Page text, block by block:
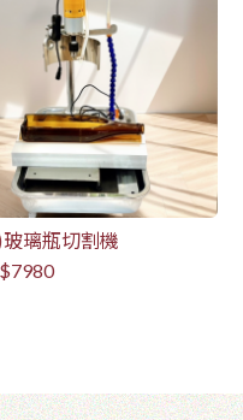
璃瓶切割機
$7980